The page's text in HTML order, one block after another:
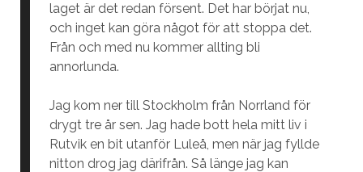
laget är det redan försent. Det har börjat nu,
och inget kan göra något för att stoppa det.
Från och med nu kommer allting bli
annorlunda.
Jag kom ner till Stockholm från Norrland för
drygt tre år sen. Jag hade bott hela mitt liv i
Rutvik en bit utanför Luleå, men när jag fyllde
nitton drog jag därifrån. Så länge jag kan